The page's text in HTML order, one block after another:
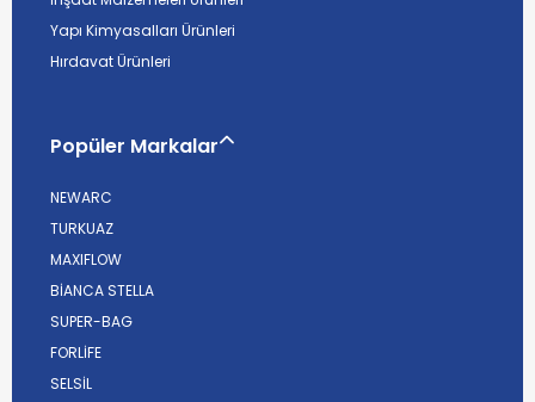
Yapı Kimyasalları Ürünleri
Hırdavat Ürünleri
Popüler Markalar
NEWARC
TURKUAZ
MAXIFLOW
BİANCA STELLA
SUPER-BAG
FORLİFE
SELSİL